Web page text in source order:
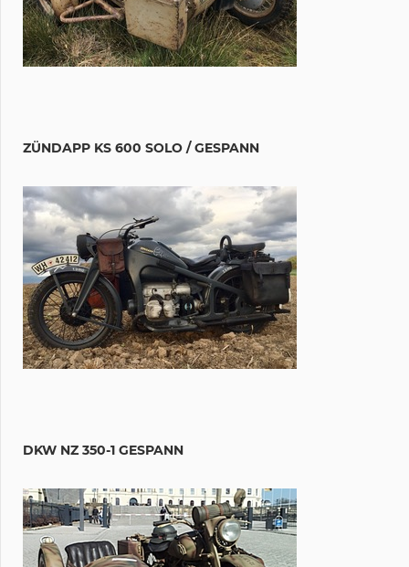
ZÜNDAPP KS 600 SOLO / GESPANN
DKW NZ 350-1 GESPANN